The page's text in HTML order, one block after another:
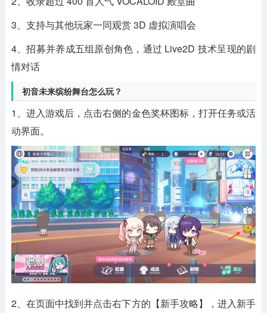
3、支持与其他玩家一同观赏 3D 虚拟演唱会
4、招募并养成五组原创角色，通过 Live2D 技术呈现的剧
情对话
初音未来缤纷舞台怎么玩？
1、进入游戏后，点击右侧的金色奖杯图标，打开任务或活
动界面。
2、在页面中找到并点击右下方的【新手攻略】，进入新手